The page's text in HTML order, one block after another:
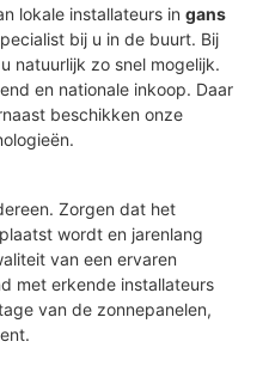
lokale installateurs ingans
bij u in de buurt. Bij
natuurlijk zo snel mogelijk.
en nationale inkoop. Daar
beschikken onze
Zorgen dat het
wordt en jarenlang
van een ervaren
met erkende installateurs
van de zonnepanelen,